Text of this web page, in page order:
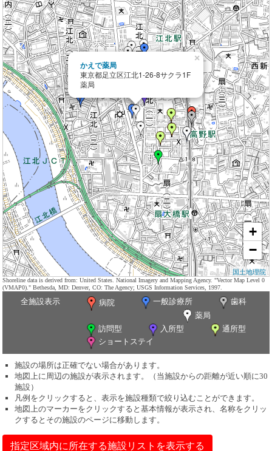
かえで薬局
東京都足立区江北1-26-8サクラ1F
薬局
×
+
−
国土地理院
Shoreline data is derived from: United States. National Imagery and Mapping Agency. "Vector Map Level 0
(VMAP0)." Bethesda, MD: Denver, CO: The Agency; USGS Information Services, 1997.
全施設表示 病院 一般診療所
歯科
薬局
訪問型
入所型
通所型
ショートステイ
施設の場所は正確でない場合があります。
地図上に周辺の施設が表示されます。（当施設からの距離が近い順に30
施設）
凡例をクリックすると、表示を施設種類で絞り込むことができます。
地図上のマーカーをクリックすると基本情報が表示され、名称をクリッ
クするとその施設のページに移動します。
指定区域内に所在する施設リストを表示する